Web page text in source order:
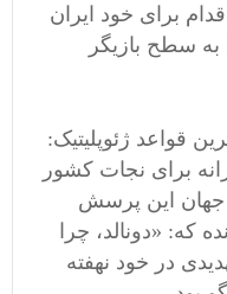
برای خود ایران
به سطح بازیگر
قواعد ژئوپلیتیک:
برای نجات کشور
جهان این پرسش
که: «دونالد، چرا
در خود نهفته